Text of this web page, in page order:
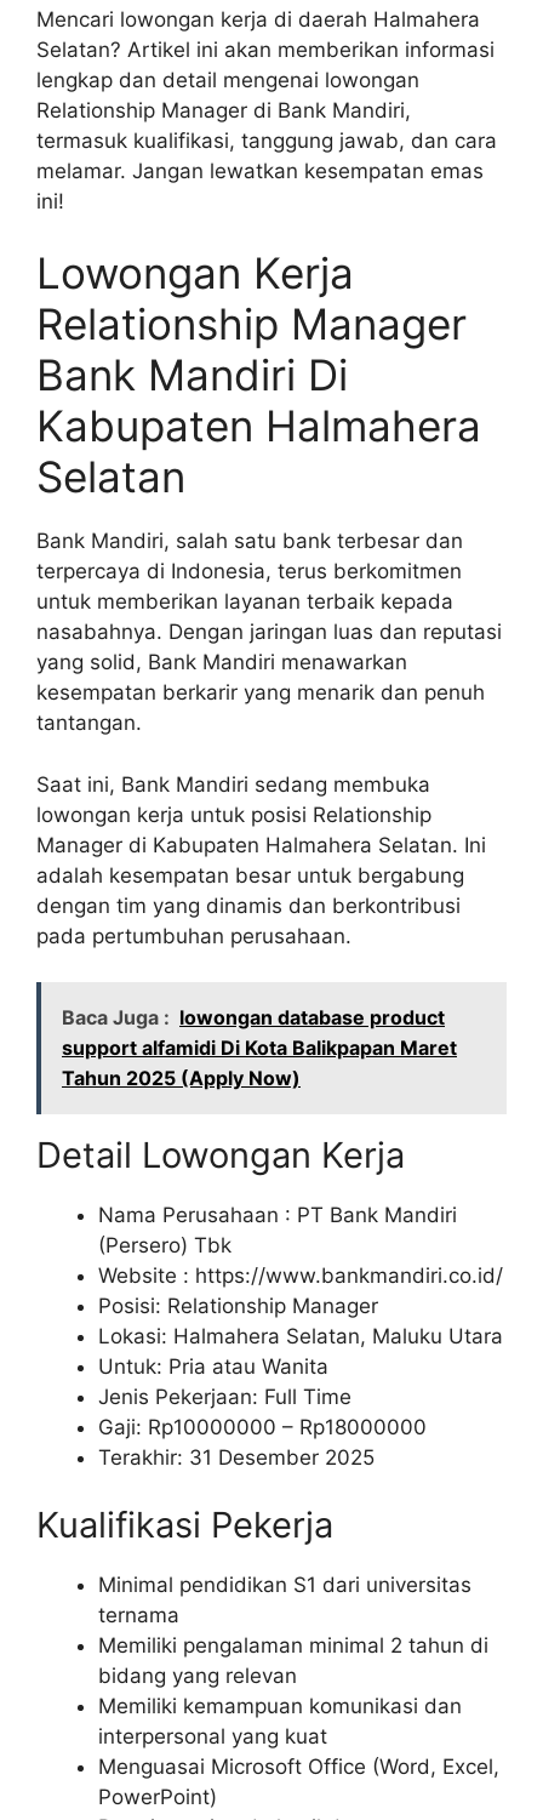
Mencari lowongan kerja di daerah Halmahera
Selatan? Artikel ini akan memberikan informasi
lengkap dan detail mengenai lowongan
Relationship Manager di Bank Mandiri,
termasuk kualifikasi, tanggung jawab, dan cara
melamar. Jangan lewatkan kesempatan emas
ini!
Lowongan Kerja
Relationship Manager
Bank Mandiri Di
Kabupaten Halmahera
Selatan
Bank Mandiri, salah satu bank terbesar dan
terpercaya di Indonesia, terus berkomitmen
untuk memberikan layanan terbaik kepada
nasabahnya. Dengan jaringan luas dan reputasi
yang solid, Bank Mandiri menawarkan
kesempatan berkarir yang menarik dan penuh
tantangan.
Saat ini, Bank Mandiri sedang membuka
lowongan kerja untuk posisi Relationship
Manager di Kabupaten Halmahera Selatan. Ini
adalah kesempatan besar untuk bergabung
dengan tim yang dinamis dan berkontribusi
pada pertumbuhan perusahaan.
Baca Juga : lowongan database product
support alfamidi Di Kota Balikpapan Maret
Tahun 2025 (Apply Now)
Detail Lowongan Kerja
Nama Perusahaan : PT Bank Mandiri
(Persero) Tbk
Website : https://www.bankmandiri.co.id/
Posisi: Relationship Manager
Lokasi: Halmahera Selatan, Maluku Utara
Untuk: Pria atau Wanita
Jenis Pekerjaan: Full Time
Gaji: Rp10000000 – Rp18000000
Terakhir: 31 Desember 2025
Kualifikasi Pekerja
Minimal pendidikan S1 dari universitas
ternama
Memiliki pengalaman minimal 2 tahun di
bidang yang relevan
Memiliki kemampuan komunikasi dan
interpersonal yang kuat
Menguasai Microsoft Office (Word, Excel,
PowerPoint)